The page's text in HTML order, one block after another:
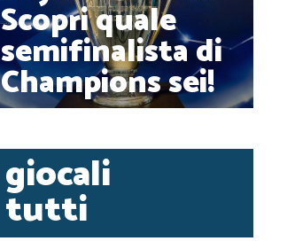
Scopri quale
semifinalista di
Champions sei!
giocali
tutti